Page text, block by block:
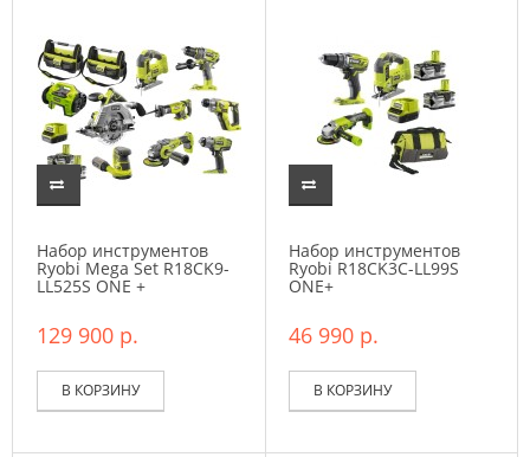
Набор инструментов
Ryobi Mega Set R18CK9-
LL525S ONE +
129 900 р.
В КОРЗИНУ
Набор инструментов
Ryobi R18CK3C-LL99S
ONE+
46 990 р.
В КОРЗИНУ